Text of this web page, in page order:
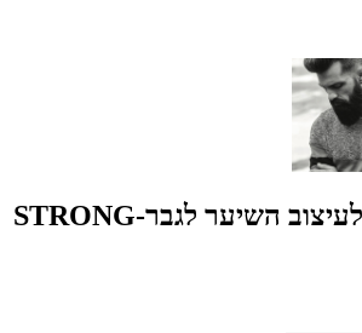
דיפו ספריי חזק לעיצוב השיער לגבר-STRONG